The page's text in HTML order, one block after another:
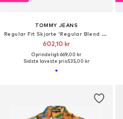
TOMMY JEANS
Regular Fit Skjorte 'Regular Blend Short Sleeve'
602,10 kr
Oprindeligt: 669,00 kr
Sidste laveste pris:535,00 kr